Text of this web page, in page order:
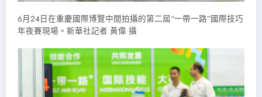
6月24日在重慶國際博覽中間拍攝的第二屆“一帶一路”國際技巧
年夜賽現場。新華社記者 黃偉 攝